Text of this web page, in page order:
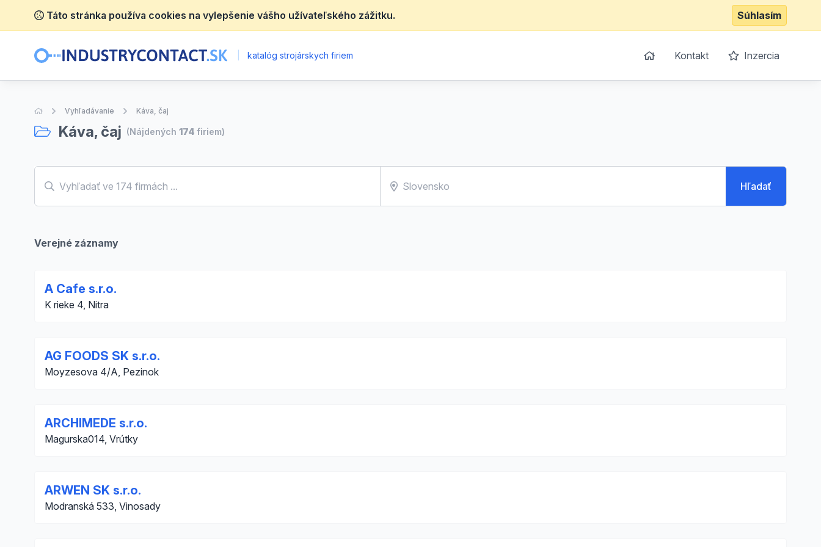
Táto stránka používa cookies na vylepšenie vášho užívateľského zážitku. Súhlasím
katalóg strojárskych firiem Kontakt Inzercia
Úvodná stránka
Vyhľadávanie Káva, čaj
Káva, čaj (Nájdených 174 firiem)
Hľadať
Verejné záznamy
A Cafe s.r.o.
K rieke 4, Nitra
AG FOODS SK s.r.o.
Moyzesova 4/A, Pezinok
ARCHIMEDE s.r.o.
Magurska014, Vrútky
ARWEN SK s.r.o.
Modranská 533, Vinosady